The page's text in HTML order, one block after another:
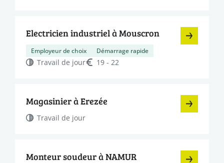
Electricien industriel à Mouscron
Employeur de choix Démarrage rapide
Travail de jour 19 - 22
Magasinier à Erezée
Travail de jour
Monteur soudeur à NAMUR